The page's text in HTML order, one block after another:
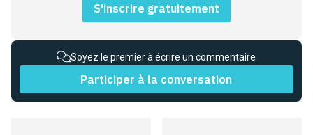
S'inscrire gratuitement
Soyez le premier à écrire un commentaire
Participer à la conversation